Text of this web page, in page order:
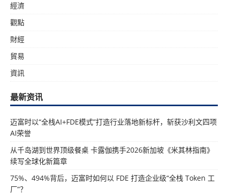
經濟
觀點
財經
貿易
資訊
最新资讯
迈富时以“全栈AI+FDE模式”打造行业落地新标杆，斩获沙利文四项
AI荣誉
从千岛湖到世界顶级餐桌 卡露伽携手2026新加坡《米其林指南》
续写全球化新篇章
75%、494%背后，迈富时如何以 FDE 打造企业级“全栈 Token 工
厂”？